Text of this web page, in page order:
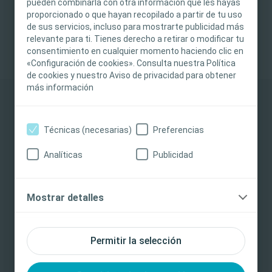
pueden combinarla con otra información que les hayas
proporcionado o que hayan recopilado a partir de tu uso
de sus servicios, incluso para mostrarte publicidad más
relevante para ti. Tienes derecho a retirar o modificar tu
consentimiento en cualquier momento haciendo clic en
«Configuración de cookies». Consulta nuestra Política
de cookies y nuestro Aviso de privacidad para obtener
más información
Permitir la selección
Técnicas (necesarias) Preferencias
Analíticas Publicidad
Mostrar detalles
asesoramiento médico, jurídico ni comercial ni
sustituir en modo alguno el criterio médico
independiente de un profesional sanitario
capacitado y autorizado. La responsabilidad de
la atención al paciente recae en el profesional
sanitario. Para obtener información detallada
contraindicaciones, riesgos, efectos,
instrucciones de uso (IdU) del producto antes de
cualquier cambio o actualización de contenidos,
nuevos o próximos de interés. No recibirá
contenidos de comercialización ni otros